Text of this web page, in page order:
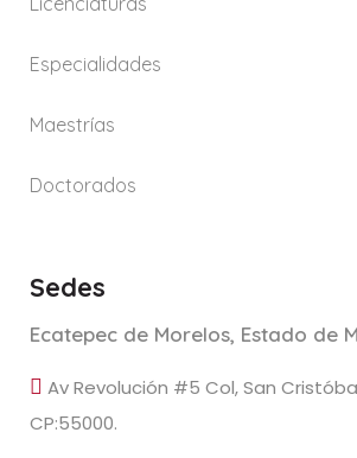
Especialidades
Maestrías
Doctorados
Sedes
Ecatepec de Morelos, Estado de
Av Revolución #5 Col, San
CP:55000.